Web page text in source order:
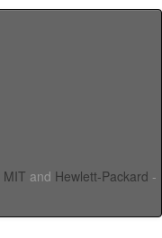
MIT and Hewlett-Packard -